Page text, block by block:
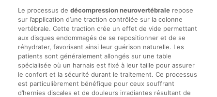
Le processus de décompression neurovertébralerepose
sur l’application d’une traction contrôlée sur la colonne
vertébrale. Cette traction crée un effet de vide permettant
aux disques endommagés de se repositionner et de se
réhydrater, favorisant ainsi leur guérison naturelle. Les
patients sont généralement allongés sur une table
spécialisée où un harnais est fixé à leur taille pour assurer
le confort et la sécurité durant le traitement. Ce processus
est particulièrement bénéfique pour ceux souffrant
d’hernies discales et de douleurs irradiantes résultant de